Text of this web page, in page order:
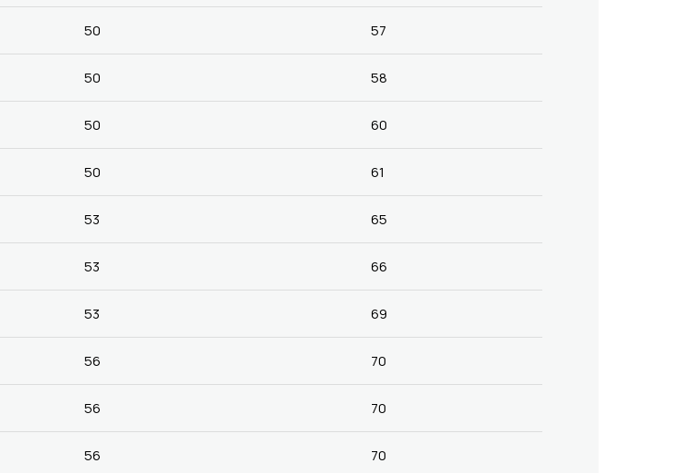
50 57
50 58
50 60
50 61
53 65
53 66
53 69
56 70
56 70
56 70